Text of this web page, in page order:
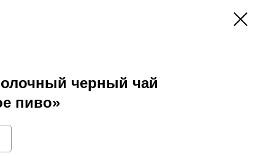
черный чай
пиво»